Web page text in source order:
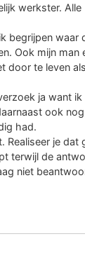
werkster. Alle
begrijpen waar
Ook mijn man
door te leven
ja want ik
ook
had.
Realiseer je dat
terwijl de
niet